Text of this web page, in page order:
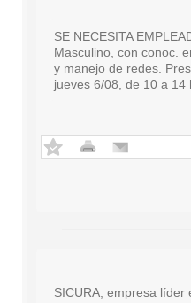
SE NECESITA
Masculino, con conoc.
y manejo de redes.
jueves 6/08, de 10 a 14
SICURA, empresa líder